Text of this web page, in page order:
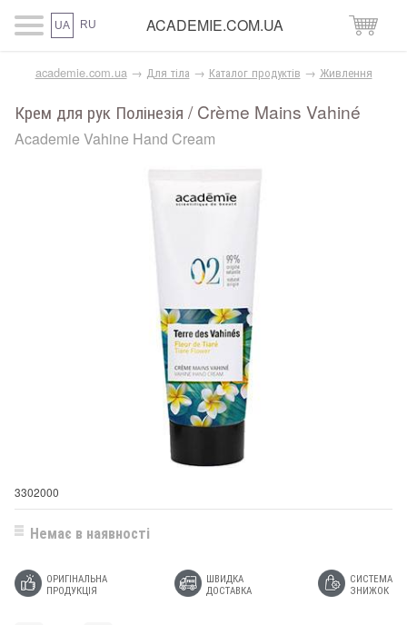
UA RU ACADEMIE.COM.UA
academie.com.ua → Для тіла → Каталог продуктів → Живлення
Крем для рук Полінезія / Crème Mains Vahiné
Academie Vahine Hand Cream
3302000
Немає в наявності
ОРИГІНАЛЬНА
ПРОДУКЦІЯ
ШВИДКА
ДОСТАВКА
СИСТЕМА
ЗНИЖОК